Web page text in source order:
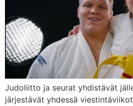
Judoliitto ja seurat yhdistävät
järjestävät yhdessä